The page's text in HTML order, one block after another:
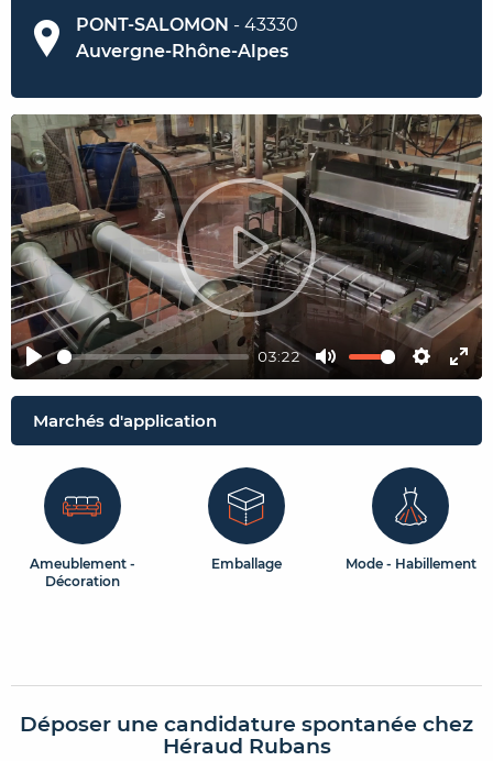
PONT-SALOMON - 43330
Auvergne-Rhône-Alpes
Play
03:22
Mute
Play
Marchés d'application
Ameublement -
Décoration
Emballage Mode - Habillement
Déposer une candidature spontanée chez
Héraud Rubans